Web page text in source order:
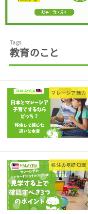
教育のこと
マレーシア魅力
移住の基礎知識